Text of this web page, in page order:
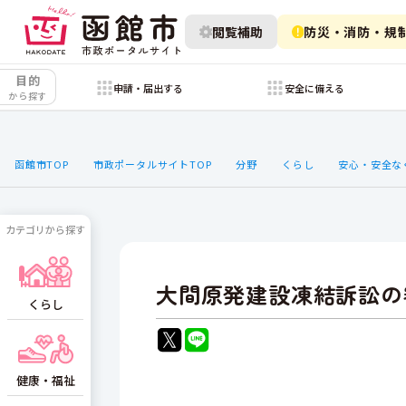
閲覧補助 防災・消防・規
目的
から探す
申請・届出する 安全に備える
函館市TOP 市政ポータルサイトTOP 分野 くらし 安心・安全な
大間原発建設凍結訴訟
カテゴリから探す
くらし
健康・福祉